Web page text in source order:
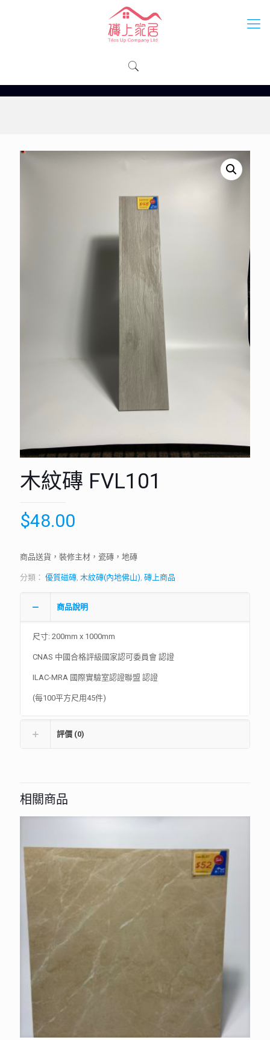
木紋磚 FVL101
$48.00
商品送貨，裝修主材，瓷磚，地磚
分類： 優質磁磚, 木紋磚(內地佛山), 磚上商品
商品說明
尺寸: 200mm x 1000mm
CNAS 中國合格評級國家認可委員會 認證
ILAC-MRA 國際實驗室認證聯盟 認證
(每100平方尺用45件)
評價 (0)
相關商品